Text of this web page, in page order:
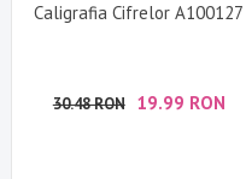
Caligrafia Cifrelor A100127
30.48 RON 19.99 RON